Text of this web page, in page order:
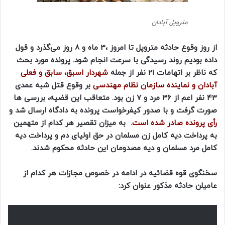
متروپل آبادان
از روز وقوع حادثه متروپل تا امروز ،3 ماه و 8 روز می‌گذرد و قول
داده بودیم روند رسیدگی با سرعت انجام شود. پرونده مورد بحث
که ناظر بر اتهامات 21 نفر از جمله
شهردار اسبق، سابق و فعلی
آبادان و نماینده سازمان نظام مهندسی بر وقوع قتل شبه عمدی
43 نفر اعم از 36 مرد و 7 زن بود. متعاقب این قضیه، بررسی‌ ها
صورت گرفت و با صدور کیفرخواست پرونده به دادگاه ارسال شد و
رأی پرونده صادر شده است. به میزان تقصیر هر کدام از متهمین
به پرداخت دیه کامل زن مسلمان در حق اولیای دم و پرداخت دیه
کامل مرد مسلمان و دیه مصدومان این حادثه محکوم شدند.
سخنگوی قوه قضائیه در ادامه در خصوص مجازات هر کدام از
عامیلن حادثه مذکور عنوان کرد: